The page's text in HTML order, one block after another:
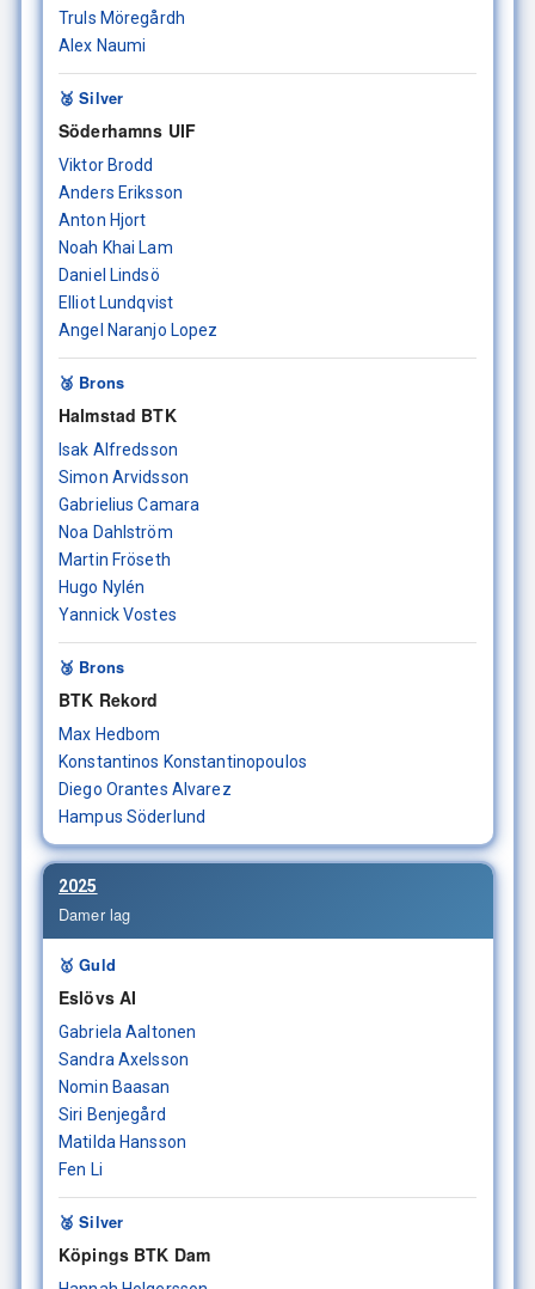
Truls Möregårdh
Alex Naumi
🥈 Silver
Söderhamns UIF
Viktor Brodd
Anders Eriksson
Anton Hjort
Noah Khai Lam
Daniel Lindsö
Elliot Lundqvist
Angel Naranjo Lopez
🥉 Brons
Halmstad BTK
Isak Alfredsson
Simon Arvidsson
Gabrielius Camara
Noa Dahlström
Martin Fröseth
Hugo Nylén
Yannick Vostes
🥉 Brons
BTK Rekord
Max Hedbom
Konstantinos Konstantinopoulos
Diego Orantes Alvarez
Hampus Söderlund
2025
Damer lag
🥇 Guld
Eslövs AI
Gabriela Aaltonen
Sandra Axelsson
Nomin Baasan
Siri Benjegård
Matilda Hansson
Fen Li
🥈 Silver
Köpings BTK Dam